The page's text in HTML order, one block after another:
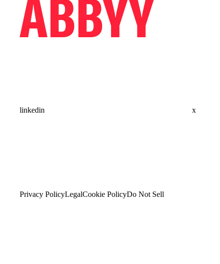
linkedin x
Privacy PolicyLegalCookie PolicyDo Not Sell